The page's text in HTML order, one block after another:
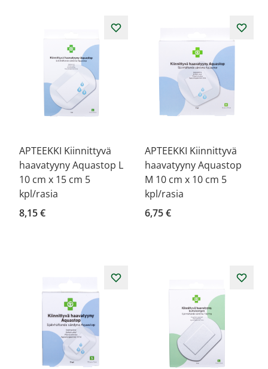
APTEEKKI Kiinnittyvä
haavatyyny Aquastop L
10 cm x 15 cm 5
kpl/rasia
8,15 €
APTEEKKI Kiinnittyvä
haavatyyny Aquastop
M 10 cm x 10 cm 5
kpl/rasia
6,75 €